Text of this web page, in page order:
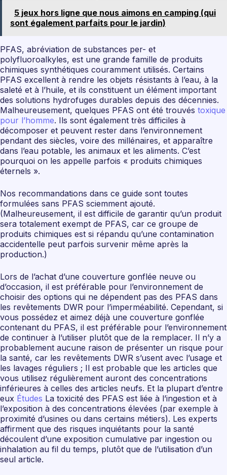
5 jeux hors ligne que nous aimons en camping (qui
sont également parfaits pour le jardin)
PFAS, abréviation de substances per- et
polyfluoroalkyles, est une grande famille de produits
chimiques synthétiques couramment utilisés. Certains
PFAS excellent à rendre les objets résistants à l’eau, à la
saleté et à l’huile, et ils constituent un élément important
des solutions hydrofuges durables depuis des décennies.
Malheureusement, quelques PFAS ont été trouvés toxique
pour l’homme. Ils sont également très difficiles à
décomposer et peuvent rester dans l’environnement
pendant des siècles, voire des millénaires, et apparaître
dans l’eau potable, les animaux et les aliments. C’est
pourquoi on les appelle parfois « produits chimiques
éternels ».
Nos recommandations dans ce guide sont toutes
formulées sans PFAS sciemment ajouté.
(Malheureusement, il est difficile de garantir qu’un produit
sera totalement exempt de PFAS, car ce groupe de
produits chimiques est si répandu qu’une contamination
accidentelle peut parfois survenir même après la
production.)
Lors de l’achat d’une couverture gonflée neuve ou
d’occasion, il est préférable pour l’environnement de
choisir des options qui ne dépendent pas des PFAS dans
les revêtements DWR pour l’imperméabilité. Cependant, si
vous possédez et aimez déjà une couverture gonflée
contenant du PFAS, il est préférable pour l’environnement
de continuer à l’utiliser plutôt que de la remplacer. Il n’y a
probablement aucune raison de présenter un risque pour
la santé, car les revêtements DWR s’usent avec l’usage et
les lavages réguliers ; Il est probable que les articles que
vous utilisez régulièrement auront des concentrations
inférieures à celles des articles neufs. Et la plupart d’entre
eux Études La toxicité des PFAS est liée à l’ingestion et à
l’exposition à des concentrations élevées (par exemple à
proximité d’usines ou dans certains métiers). Les experts
affirment que des risques inquiétants pour la santé
découlent d’une exposition cumulative par ingestion ou
inhalation au fil du temps, plutôt que de l’utilisation d’un
seul article.